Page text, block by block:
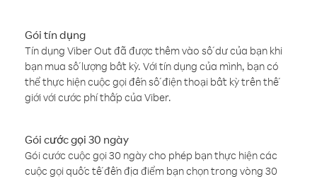
Gói tín dụng
Tín dụng Viber Out đã được thêm vào số dư của bạn khi
bạn mua số lượng bất kỳ. Với tín dụng của mình, bạn có
thể thực hiện cuộc gọi đến số điện thoại bất kỳ trên thế
giới với cước phí thấp của Viber.
Gói cước gọi 30 ngày
Gói cước cuộc gọi 30 ngày cho phép bạn thực hiện các
cuộc gọi quốc tế đến địa điểm bạn chọn trong vòng 30